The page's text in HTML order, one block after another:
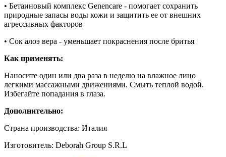
• Бетаиновый комплекс Genencare - помогает сохранить
природные запасы воды кожи и защитить ее от внешних
агрессивных факторов
• Сок алоэ вера - уменьшает покраснения после бритья
Как применять:
Наносите один или два раза в неделю на влажное лицо
легкими массажными движениями. Смыть теплой водой.
Избегайте попадания в глаза.
Дополнительно:
Страна производства: Италия
Изготовитель: Deborah Group S.R.L